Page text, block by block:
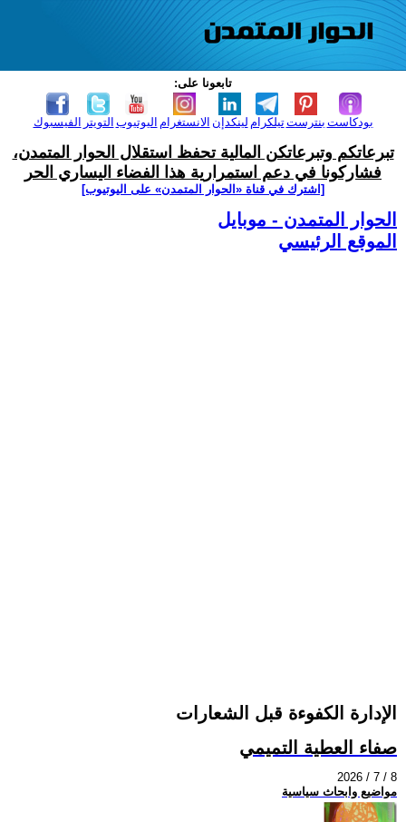
تابعونا على:
الفيسبوك التويتر اليوتيوب الانستغرام لينكدإن تيلكرامبنترست بودكاست
تبرعاتكم وتبرعاتكن المالية تحفظ استقلال الحوار المتمدن،
فشاركونا في دعم استمرارية هذا الفضاء اليساري الحر
[اشترك في قناة ‫«الحوار المتمدن» على اليوتيوب]
الحوار المتمدن - موبايل
الموقع الرئيسي
الإدارة الكفوءة قبل الشعارات
صفاء العطية التميمي
2026 / 7 / 8
مواضيع وابحاث سياسية